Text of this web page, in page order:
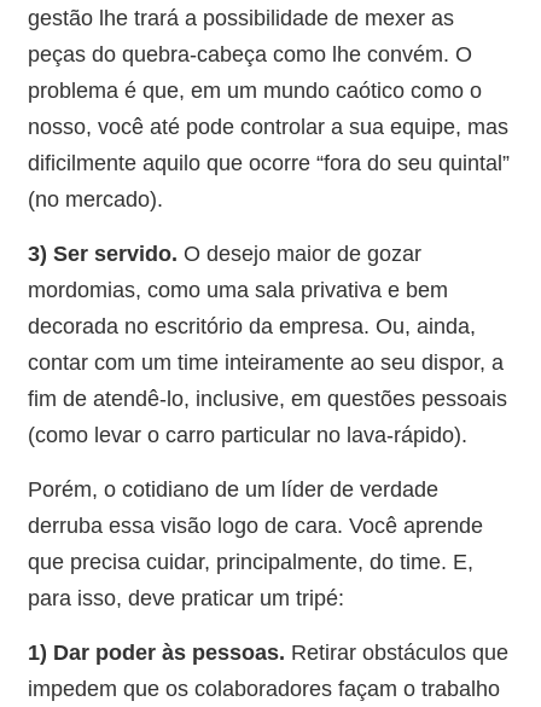
gestão lhe trará a possibilidade de mexer as
peças do quebra-cabeça como lhe convém. O
problema é que, em um mundo caótico como o
nosso, você até pode controlar a sua equipe, mas
dificilmente aquilo que ocorre “fora do seu quintal”
(no mercado).
3) Ser servido. O desejo maior de gozar
mordomias, como uma sala privativa e bem
decorada no escritório da empresa. Ou, ainda,
contar com um time inteiramente ao seu dispor, a
fim de atendê-lo, inclusive, em questões pessoais
(como levar o carro particular no lava-rápido).
Porém, o cotidiano de um líder de verdade
derruba essa visão logo de cara. Você aprende
que precisa cuidar, principalmente, do time. E,
para isso, deve praticar um tripé:
1) Dar poder às pessoas. Retirar obstáculos que
impedem que os colaboradores façam o trabalho